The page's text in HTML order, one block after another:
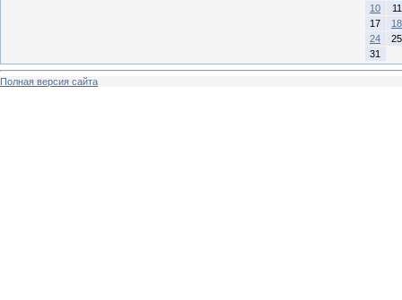
10
11
17
18
24
25
31
Полная версия сайта